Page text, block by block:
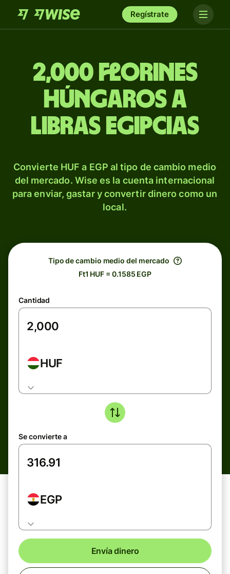
Regístrate
2,000 florines
húngaros a
libras egipcias
Convierte HUF a EGP al tipo de cambio medio
del mercado. Wise es la cuenta internacional
para enviar, gastar y convertir dinero como un
local.
Tipo de cambio medio del mercado
Ft1 HUF = 0.1585 EGP
Cantidad
HUF
Se convierte a
EGP
Envía dinero